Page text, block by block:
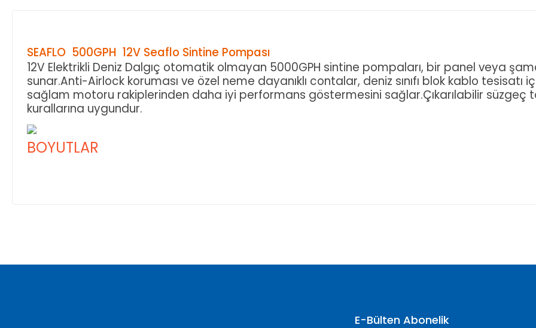
SEAFLO 500GPH 12V Seaflo Sintine Pompası
12V Elektrikli Deniz Dalgıç otomatik olmayan 5000GPH sintine pompaları, bir panel veya
sunar.Anti-Airlock koruması ve özel neme dayanıklı contalar, deniz sınıfı blok kablo
sağlam motoru rakiplerinden daha iyi performans göstermesini sağlar.Çıkarılabilir süzgeç
kurallarına uygundur.
BOYUTLAR
E-Bülten Abonelik